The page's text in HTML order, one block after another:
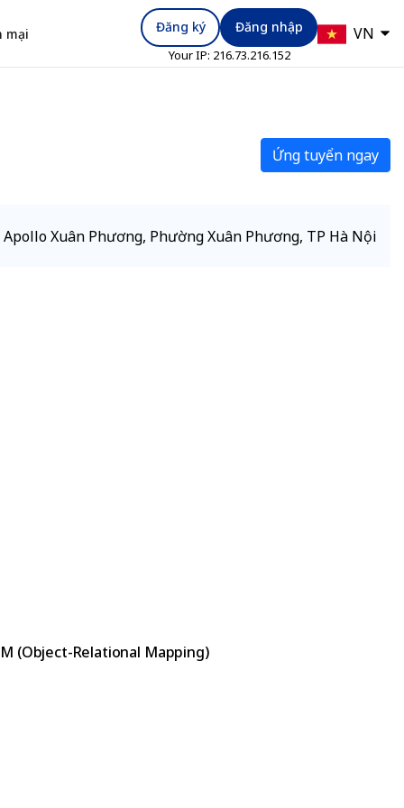
mại Đăng ký Đăng nhập
Your IP: 216.73.216.152
VN
Ứng tuyển ngay
Xuân Phương, Phường Xuân Phương, TP Hà Nội
(Object-Relational Mapping)